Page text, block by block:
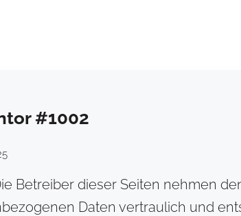
#1002
Betreiber dieser Seiten nehmen
Daten vertraulich und